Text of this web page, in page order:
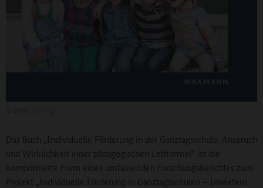
Das Buch „Individuelle Förderung in der Ganztagsschule. Anspruch
und Wirklichkeit einer pädagogischen Leitformel“ ist die
komprimierte Form eines umfassenden Forschungsberichtes zum
Projekt „Individuelle Förderung in Ganztagsschulen – Inwiefern